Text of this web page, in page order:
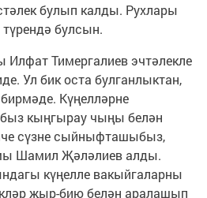
булып калды. Рухлары
булсын.
Илфат Тимергалиев эчтәлекле
Ул бик оста булганлыктан,
Күңелләрне
кыңгырау чыңы белән
сүзне сыйныфташыбыз,
Шамил Җәләлиев алды.
күңелле вакыйгаларны
җыр-бию белән аралашып